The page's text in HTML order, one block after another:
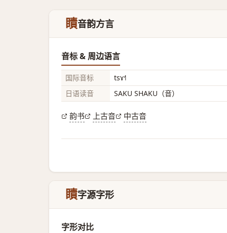
瞔音韵方言
音标 & 周边语言
国际音标
tsɤ˧˥
日语读音
SAKU SHAKU（音）
韵书 上古音 中古音
瞔字源字形
字形对比